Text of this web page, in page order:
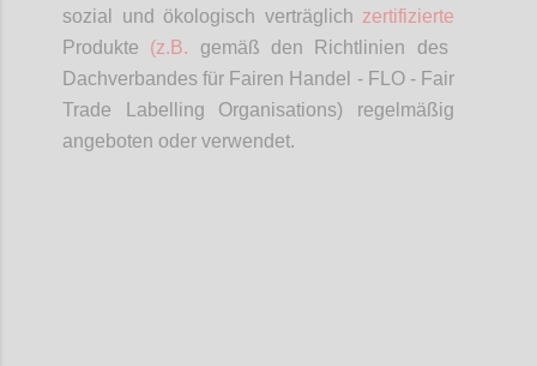
sozial und ökologisch verträglich zertifizierte
Produkte (z.B. gemäß den Richtlinien des
Dachverbandes für Fairen Handel - FLO - Fair
Trade
Labelling Organisations) regelmäßig
angeboten oder verwendet.